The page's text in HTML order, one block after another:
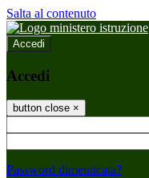
Salta al contenuto
Accedi
Accedi
button close ×
Password dimenticata?